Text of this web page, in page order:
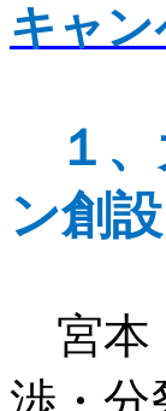
キャ
１、
ン創
宮本